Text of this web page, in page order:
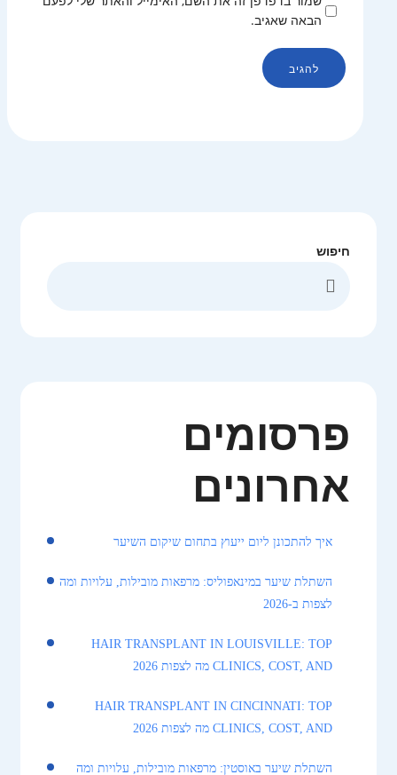
הבאה שאגיב.
חיפוש
פרסומים
אחרונים
איך להתכונן ליום ייעוץ בתחום שיקום השיער
השתלת שיער במינאפוליס: מרפאות מובילות, עלויות ומה
לצפות ב-2026
HAIR TRANSPLANT IN LOUISVILLE: TOP
CLINICS, COST, AND מה לצפות 2026
HAIR TRANSPLANT IN CINCINNATI: TOP
CLINICS, COST, AND מה לצפות 2026
השתלת שיער באוסטין: מרפאות מובילות, עלויות ומה